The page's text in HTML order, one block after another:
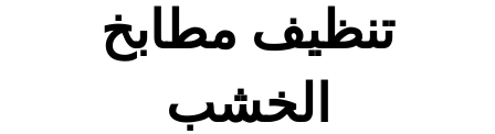
تنظيف مطابخ
الخشب